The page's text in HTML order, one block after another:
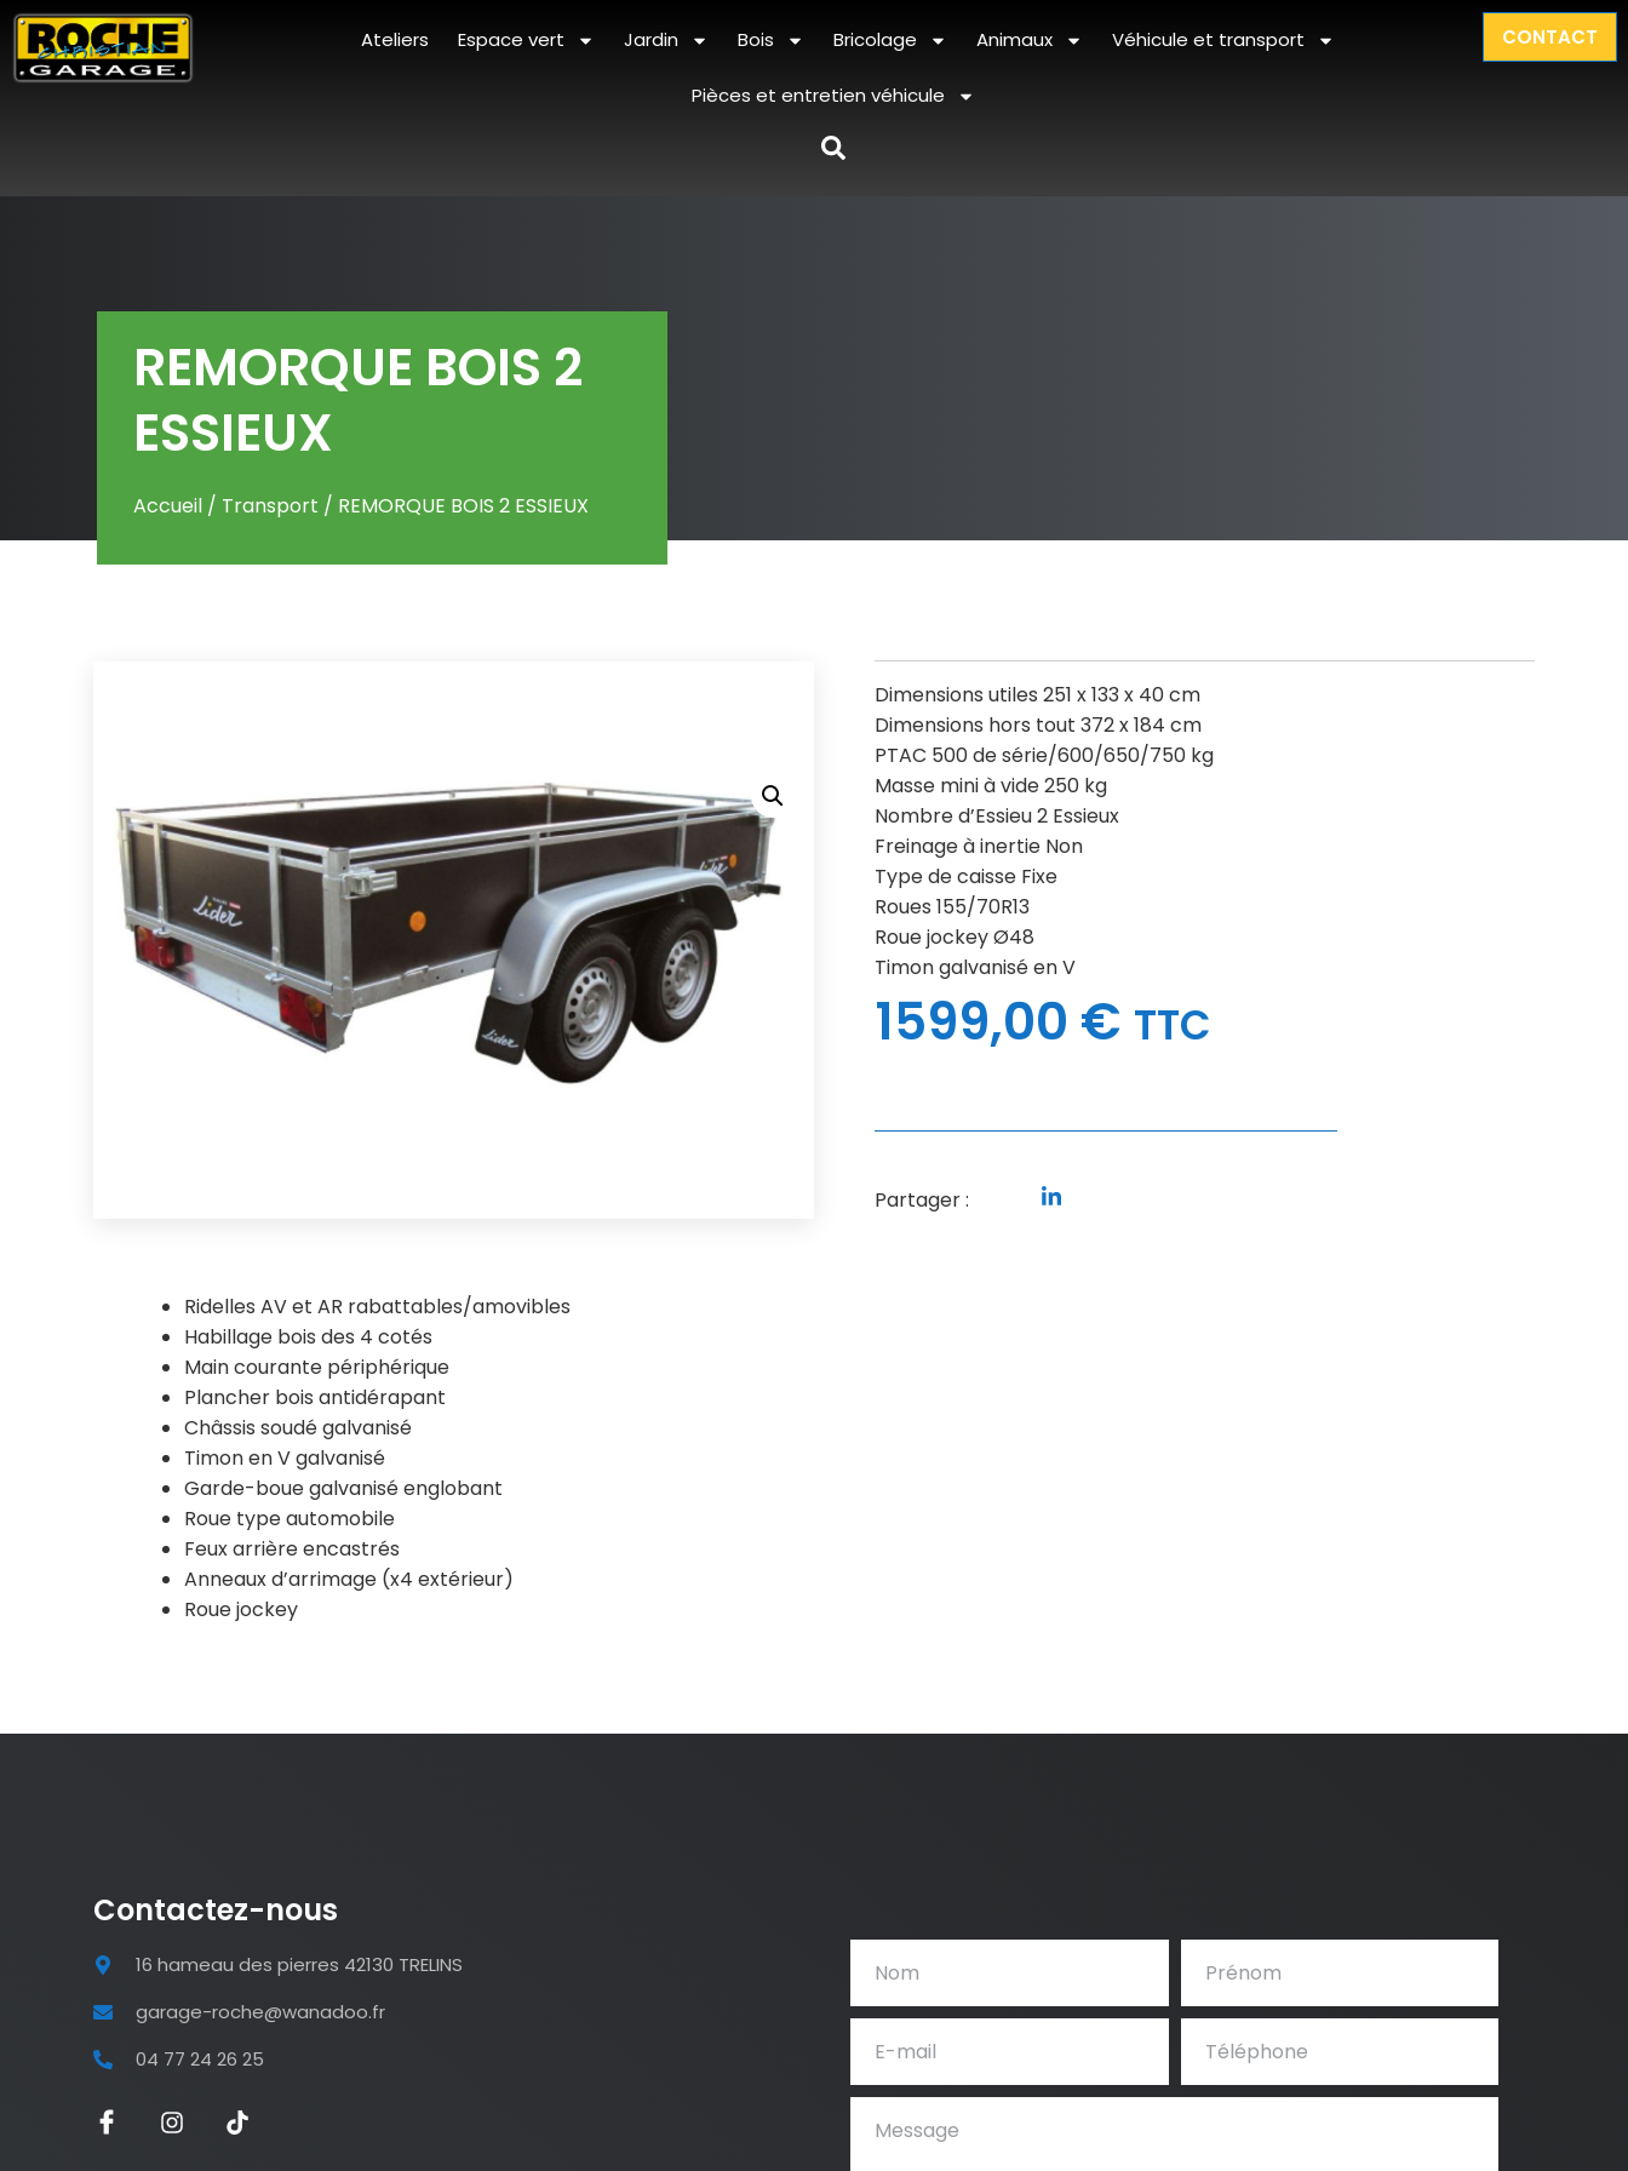
Ateliers Espace vert Jardin Bois Bricolage Animaux Véhicule et transport
Pièces et entretien véhicule
CONTACT
REMORQUE BOIS 2
ESSIEUX
Accueil / Transport / REMORQUE BOIS 2 ESSIEUX
Dimensions utiles 251 x 133 x 40 cm
Dimensions hors tout 372 x 184 cm
PTAC 500 de série/600/650/750 kg
Masse mini à vide 250 kg
Nombre d’Essieu 2 Essieux
Freinage à inertie Non
Type de caisse Fixe
Roues 155/70R13
Roue jockey Ø48
Timon galvanisé en V
1599,00 € TTC
Partager :
Ridelles AV et AR rabattables/amovibles
Habillage bois des 4 cotés
Main courante périphérique
Plancher bois antidérapant
Châssis soudé galvanisé
Timon en V galvanisé
Garde-boue galvanisé englobant
Roue type automobile
Feux arrière encastrés
Anneaux d’arrimage (x4 extérieur)
Roue jockey
Contactez-nous
16 hameau des pierres 42130 TRELINS
garage-roche@wanadoo.fr
04 77 24 26 25